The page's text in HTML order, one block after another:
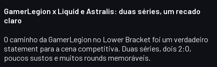
GamerLegion x Liquid e Astralis: duas séries, um recado
claro
O caminho da GamerLegion no Lower Bracket foi um verdadeiro
statement para a cena competitiva. Duas séries, dois 2:0,
poucos sustos e muitos rounds memoráveis.